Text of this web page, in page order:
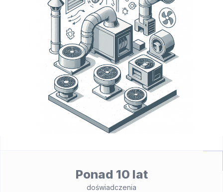
Ponad 10 lat
doświadczenia